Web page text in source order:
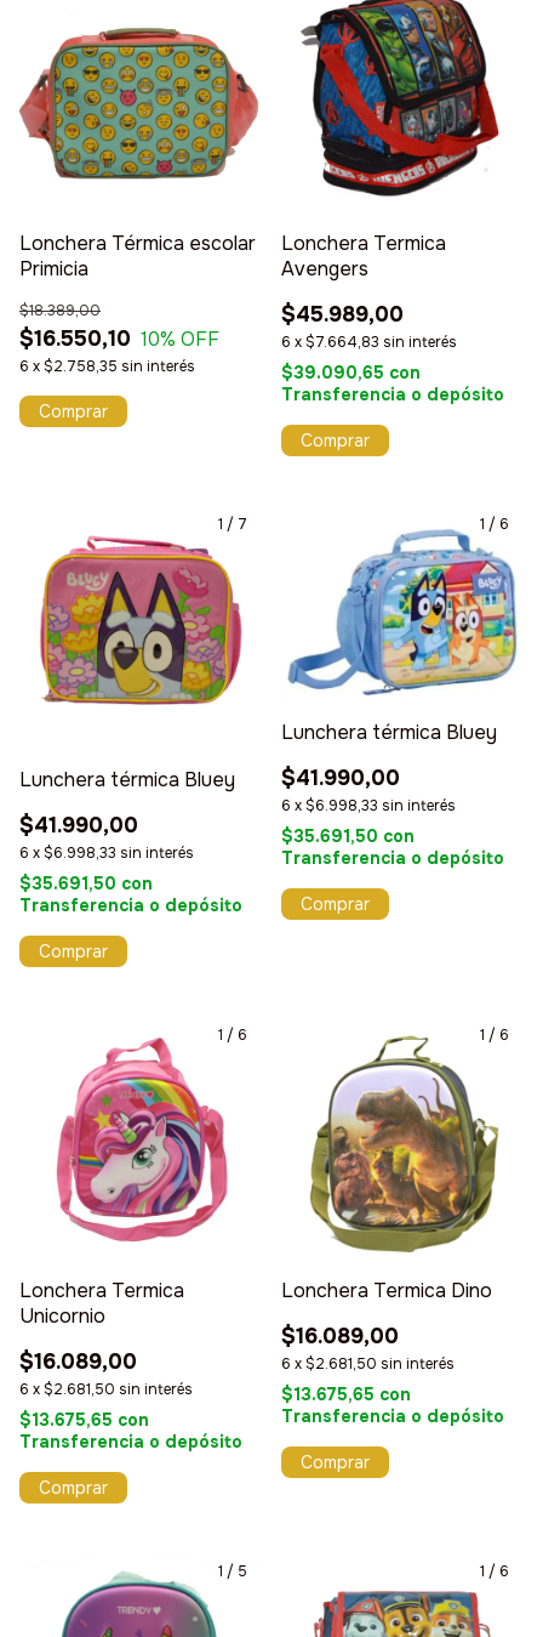
Lonchera Térmica escolar
Primicia
$16.550,10
$18.389,00
10% OFF
6 x$2.758,35 sin interés
Comprar
Lonchera Termica
Avengers
$45.989,00
6 x$7.664,83 sin interés
$39.090,65 con
Transferencia o depósito
1 / 7
Lunchera térmica Bluey
$41.990,00
6 x$6.998,33 sin interés
$35.691,50 con
Transferencia o depósito
1 / 6
Lunchera térmica Bluey
$41.990,00
6 x$6.998,33 sin interés
$35.691,50 con
Transferencia o depósito
1 / 6
Lonchera Termica
Unicornio
$16.089,00
6 x$2.681,50 sin interés
$13.675,65 con
Transferencia o depósito
1 / 6
Lonchera Termica Dino
$16.089,00
6 x$2.681,50 sin interés
$13.675,65 con
Transferencia o depósito
1 / 5 1 / 6